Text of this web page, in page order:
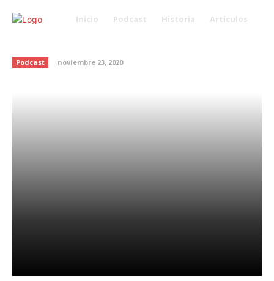
Inicio Podcast Historia Artículos
Podcast noviembre 23, 2020